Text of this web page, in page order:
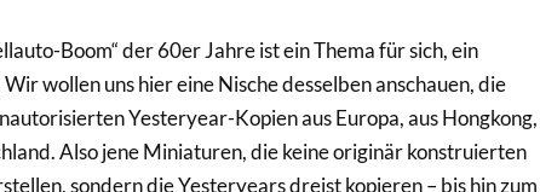
Boom“ der 60er Jahre ist ein Thema für sich, ein
wollen uns hier eine Nische desselben anschauen, die
Yesteryear-Kopien aus Europa, aus Hongkong,
Also jene Miniaturen, die keine originär konstruierten
sondern die Yesteryears dreist kopieren – bis hin zum